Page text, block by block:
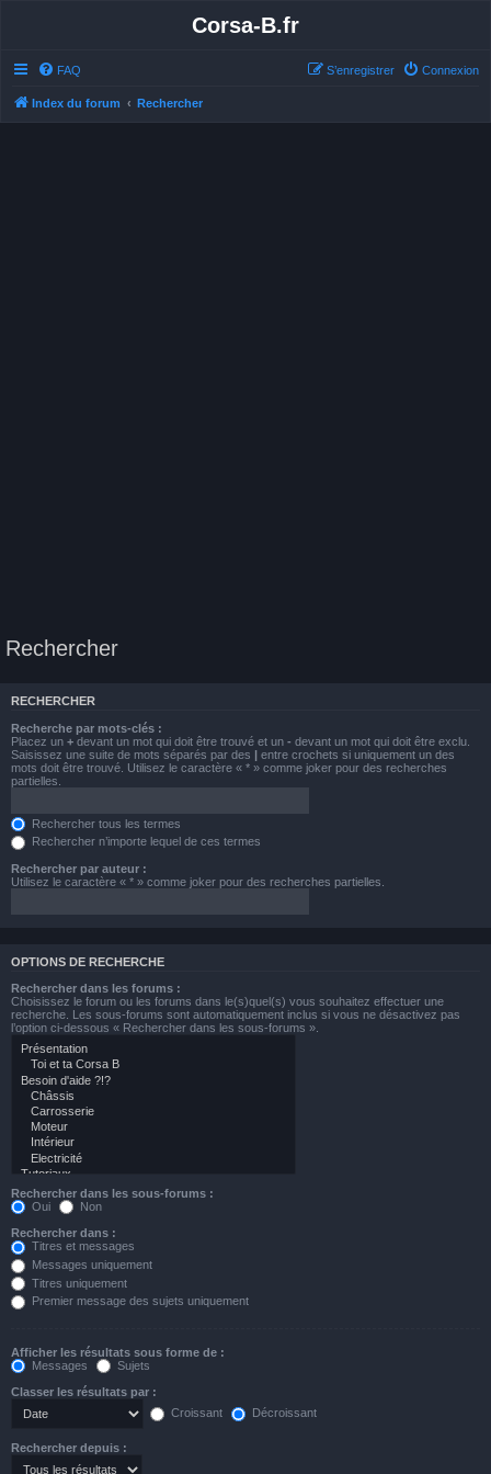
Corsa-B.fr
FAQ Connexion
S’enregistrer
Index du forum Rechercher
Rechercher
RECHERCHER
Recherche par mots-clés :
Placez un + devant un mot qui doit être trouvé et un - devant un mot qui doit être exclu.
Saisissez une suite de mots séparés par des | entre crochets si uniquement un des
mots doit être trouvé. Utilisez le caractère « * » comme joker pour des recherches
partielles.
Rechercher tous les termes
Rechercher n’importe lequel de ces termes
Rechercher par auteur :
Utilisez le caractère « * » comme joker pour des recherches partielles.
OPTIONS DE RECHERCHE
Rechercher dans les forums :
Choisissez le forum ou les forums dans le(s)quel(s) vous souhaitez effectuer une
recherche. Les sous-forums sont automatiquement inclus si vous ne désactivez pas
l’option ci-dessous « Rechercher dans les sous-forums ».
Rechercher dans les sous-forums :
Oui
Non
Rechercher dans :
Titres et messages
Messages uniquement
Titres uniquement
Premier message des sujets uniquement
Afficher les résultats sous forme de :
Messages
Sujets
Classer les résultats par :
Croissant
Décroissant
Rechercher depuis :